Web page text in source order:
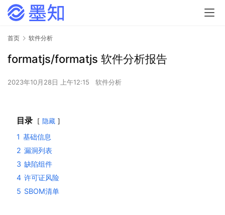
首页 软件分析
formatjs/formatjs 软件分析报告
2023年10月28日 上午12:15 软件分析
目录 隐藏
1 基础信息
2 漏洞列表
3 缺陷组件
4 许可证风险
5 SBOM清单